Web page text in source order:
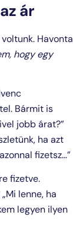
ár
Havonta
hogy egy
Bármit is
jobb árat?”
ha azt
fizetsz…”
fizetve.
lenne, ha
legyen ilyen